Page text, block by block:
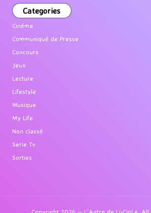
Categories
Cinéma
Communiqué de Presse
Concours
Jeux
Lecture
Lifestyle
Musique
My Life
Non classé
Serie Tv
Sorties